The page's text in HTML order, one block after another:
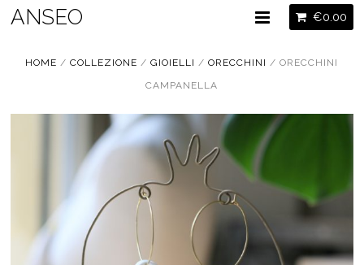
ANSEO €0.00
HOME /COLLEZIONE /GIOIELLI /ORECCHINI / ORECCHINI
CAMPANELLA